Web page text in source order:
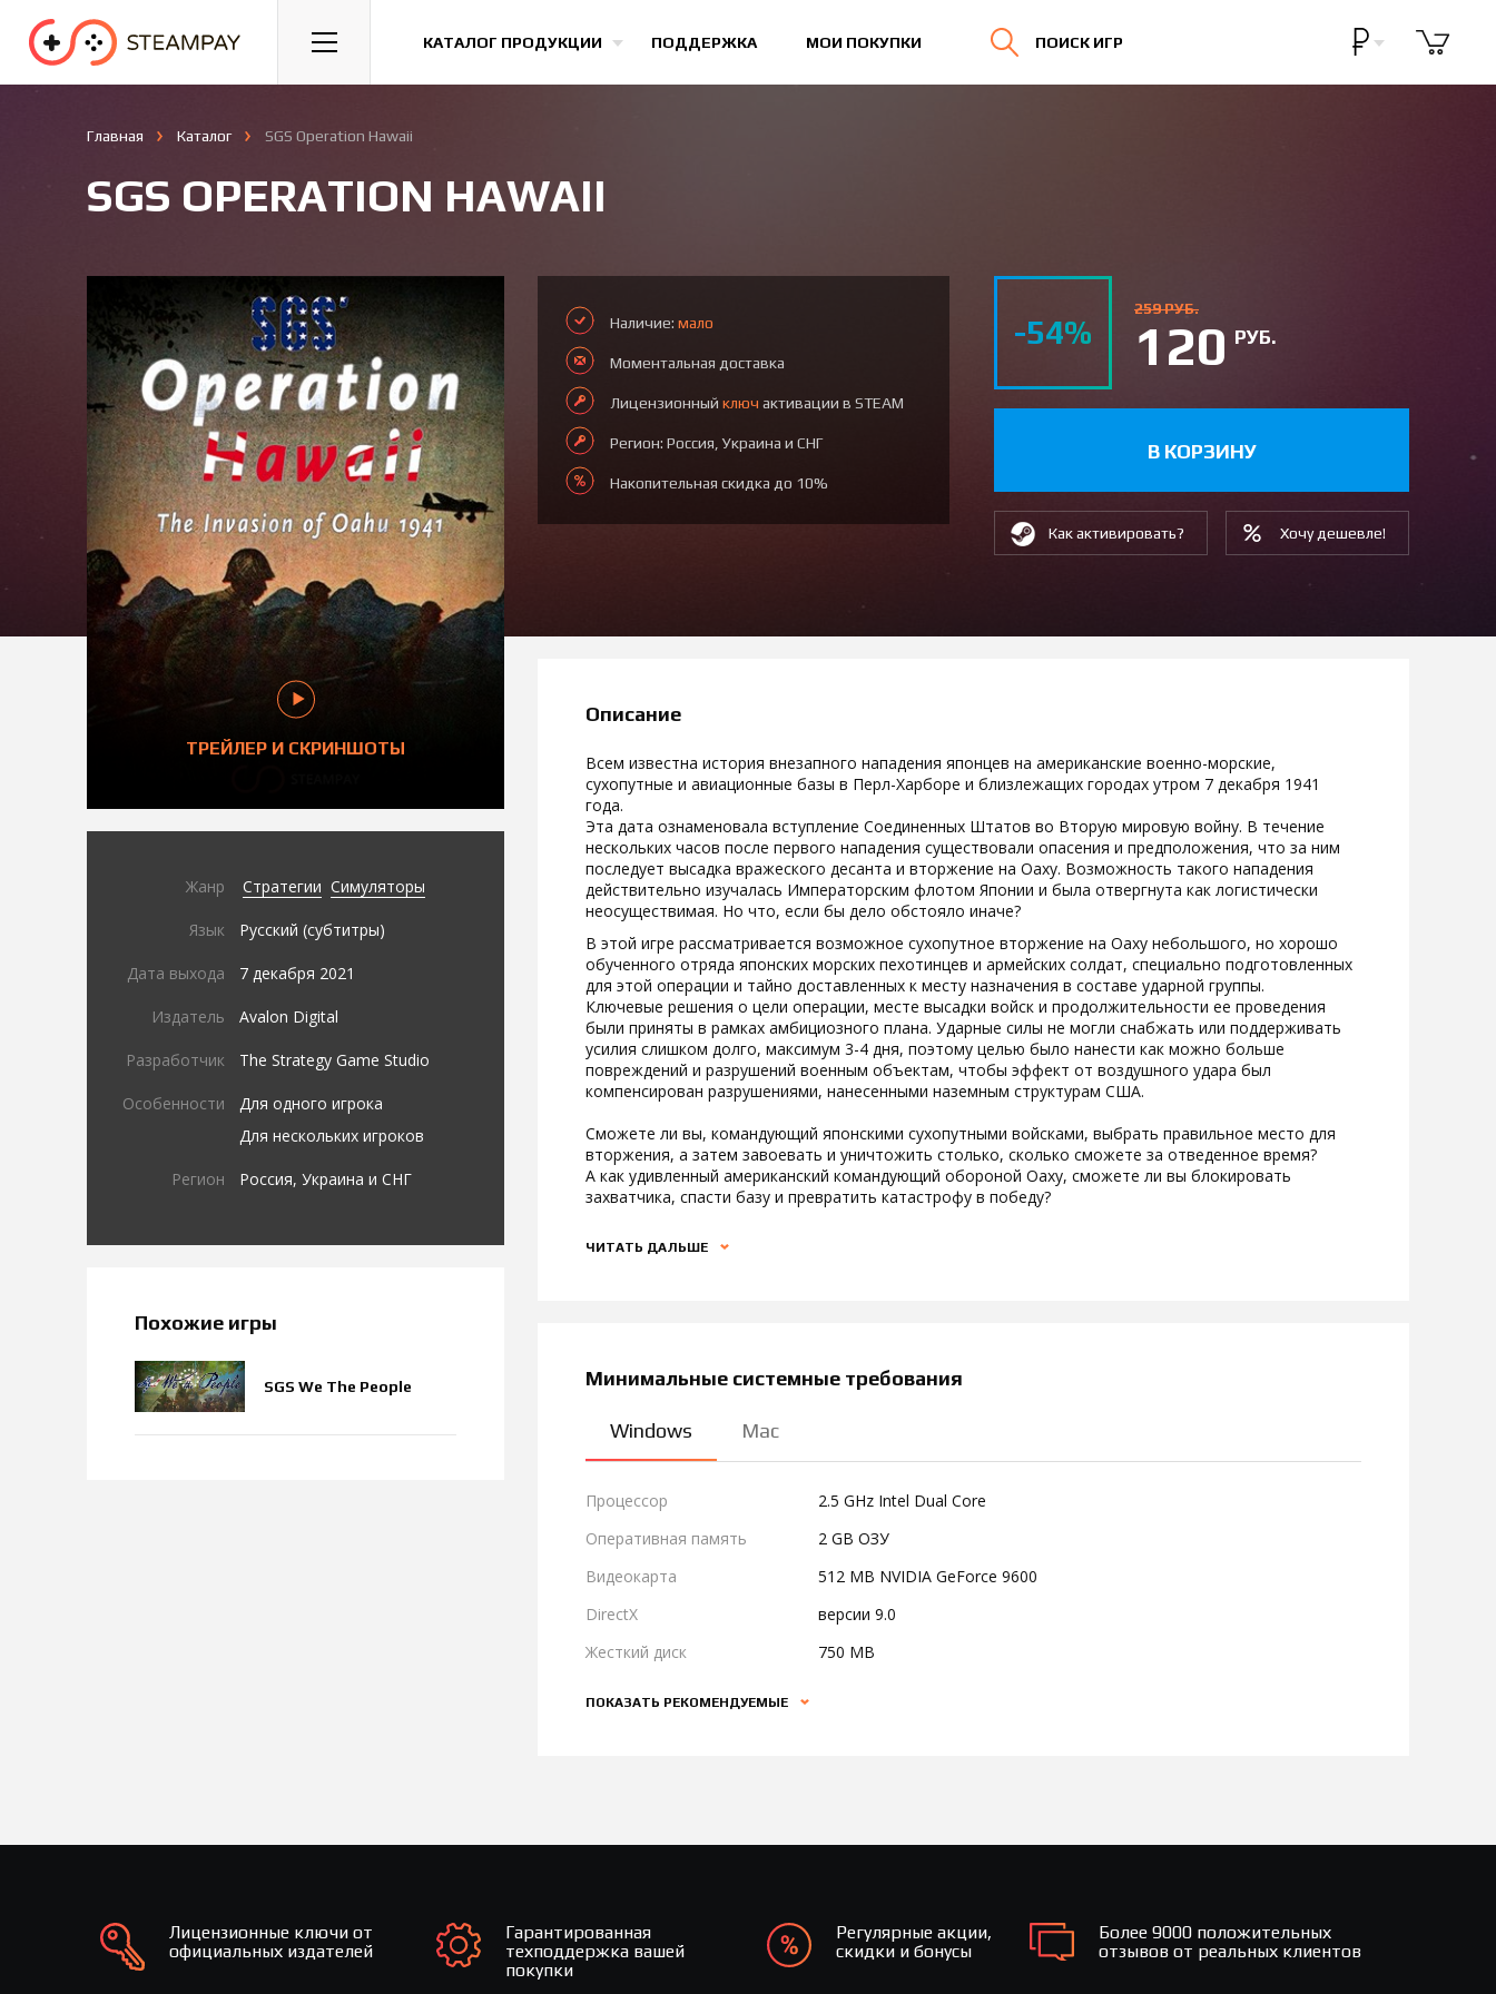
КАТАЛОГ ПРОДУКЦИИ ПОДДЕРЖКА МОИ ПОКУПКИ ПОИСК ИГР
Спорт Гонки Казуальные Все игры
Главная Каталог SGS Operation Hawaii
SGS OPERATION HAWAII
ТРЕЙЛЕР И СКРИНШОТЫ
Жанр Стратегии Симуляторы
Язык Русский (субтитры)
Дата выхода 7 декабря 2021
Издатель Avalon Digital
Разработчик The Strategy Game Studio
Особенности
Для одного игрока
Для нескольких игроков
Регион Россия, Украина и СНГ
Похожие игры
SGS We The People
Наличие: мало
Моментальная доставка
Лицензионный ключ активации в STEAM
Регион: Россия, Украина и СНГ
Накопительная скидка до 10%
-54%
259 РУБ.
120РУБ.
В КОРЗИНУ
Как активировать? Хочу дешевле!
Описание
Всем известна история внезапного нападения японцев на американские военно-морские,
сухопутные и авиационные базы в Перл-Харборе и близлежащих городах утром 7 декабря 1941
года.
Эта дата ознаменовала вступление Соединенных Штатов во Вторую мировую войну. В течение
нескольких часов после первого нападения существовали опасения и предположения, что за ним
последует высадка вражеского десанта и вторжение на Оаху. Возможность такого нападения
действительно изучалась Императорским флотом Японии и была отвергнута как логистически
неосуществимая. Но что, если бы дело обстояло иначе?
В этой игре рассматривается возможное сухопутное вторжение на Оаху небольшого, но хорошо
обученного отряда японских морских пехотинцев и армейских солдат, специально подготовленных
для этой операции и тайно доставленных к месту назначения в составе ударной группы.
Ключевые решения о цели операции, месте высадки войск и продолжительности ее проведения
были приняты в рамках амбициозного плана. Ударные силы не могли снабжать или поддерживать
усилия слишком долго, максимум 3-4 дня, поэтому целью было нанести как можно больше
повреждений и разрушений военным объектам, чтобы эффект от воздушного удара был
компенсирован разрушениями, нанесенными наземным структурам США.
Сможете ли вы, командующий японскими сухопутными войсками, выбрать правильное место для
вторжения, а затем завоевать и уничтожить столько, сколько сможете за отведенное время?
А как удивленный американский командующий обороной Оаху, сможете ли вы блокировать
захватчика, спасти базу и превратить катастрофу в победу?
ЧИТАТЬ ДАЛЬШЕ
Минимальные системные требования
Windows Mac
Процессор
2.5 GHz Intel Dual Core
Оперативная память
2 GB ОЗУ
Видеокарта
512 MB NVIDIA GeForce 9600
DirectX
версии 9.0
Жесткий диск
750 MB
ПОКАЗАТЬ РЕКОМЕНДУЕМЫЕ
Лицензионные ключи от
официальных издателей
Гарантированная
техподдержка вашей
покупки
Регулярные акции,
скидки и бонусы
Более 9000 положительных
отзывов от реальных клиентов